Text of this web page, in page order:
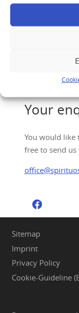
Your
You would like
free to send
Sitemap
Imprint
Privacy Policy
Cookie-Guideline